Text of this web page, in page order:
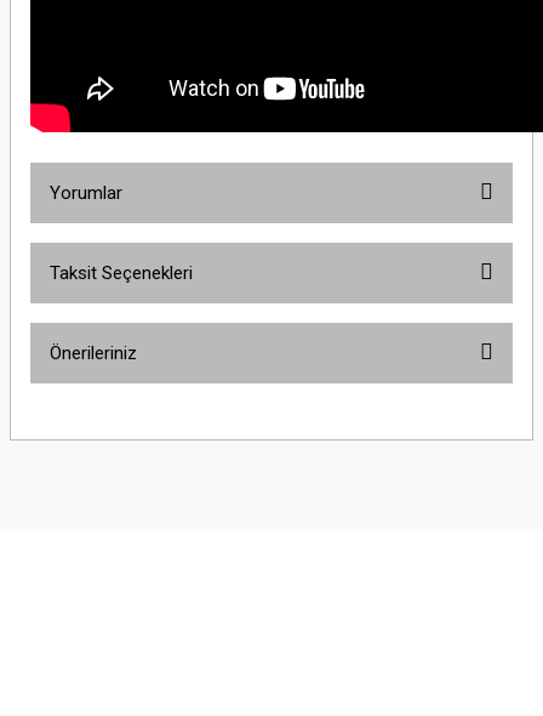
Yorumlar
Taksit Seçenekleri
Önerileriniz